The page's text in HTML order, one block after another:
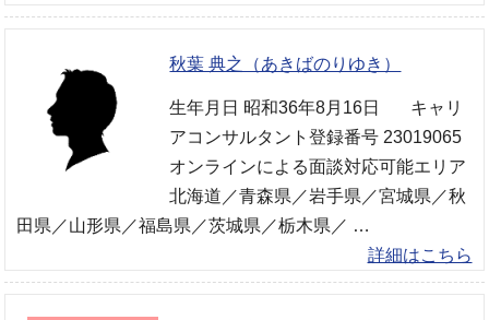
秋葉 典之（あきばのりゆき）
生年月日 昭和36年8月16日 キャリ
アコンサルタント登録番号 23019065
オンラインによる面談対応可能エリア
北海道／青森県／岩手県／宮城県／秋
田県／山形県／福島県／茨城県／栃木県／ …
詳細はこちら